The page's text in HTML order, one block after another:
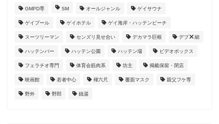
GMPD専 SM オールジャンル ゲイサウナ
ゲイプール ゲイホテル ゲイ海岸・ハッテンビーチ
スーツリーマン センズリ見せ合い デカマラ巨根 デブ 細
ハッテンバー ハッテン公園 ハッテン場 ビデオボックス
フェラチオ専門 体育会筋肉系 坊主 掲載保留・閉店
映画館 若者中心 褌六尺 覆面マスク 親父フケ専
野外 野郎 銭湯